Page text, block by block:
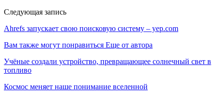
Следующая запись
Ahrefs запускает свою поисковую систему – yep.com
Вам также могут понравиться Еще от автора
Учёные создали устройство, превращающее солнечный свет в
топливо
Космос меняет наше понимание вселенной